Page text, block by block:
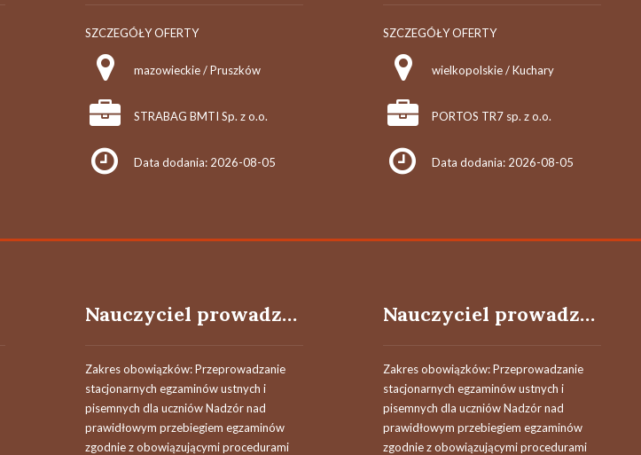
SZCZEGÓŁY OFERTY
mazowieckie / Pruszków
STRABAG BMTI Sp. z o.o.
Data dodania: 2026-08-05
SZCZEGÓŁY OFERTY
wielkopolskie / Kuchary
PORTOS TR7 sp. z o.o.
Data dodania: 2026-08-05
Nauczyciel prowadzący / Nauczycielka prowadząca egzaminy
Zakres obowiązków: Przeprowadzanie
stacjonarnych egzaminów ustnych i
pisemnych dla uczniów Nadzór nad
prawidłowym przebiegiem egzaminów
zgodnie z obowiązującymi procedurami
Nauczyciel prowadzący / Nauczycielka prowadząca egzaminy
Zakres obowiązków: Przeprowadzanie
stacjonarnych egzaminów ustnych i
pisemnych dla uczniów Nadzór nad
prawidłowym przebiegiem egzaminów
zgodnie z obowiązującymi procedurami